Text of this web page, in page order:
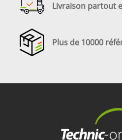
Livraison partout
Plus de 10000